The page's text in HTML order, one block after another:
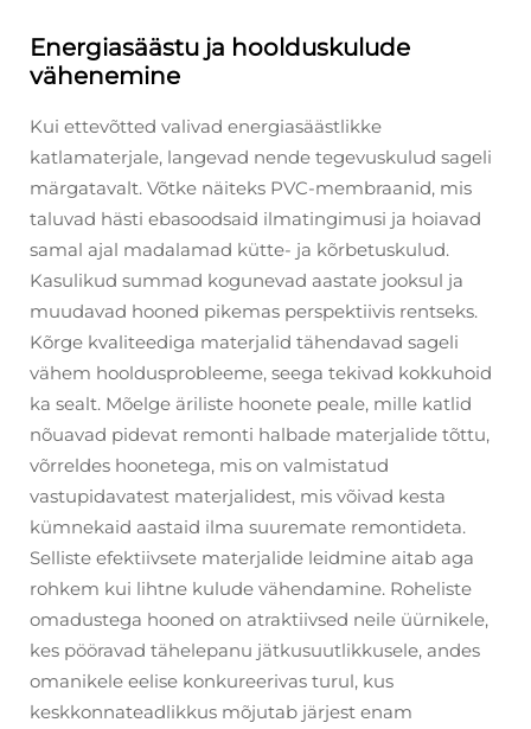
Energiasäästu ja hoolduskulude
vähenemine
Kui ettevõtted valivad energiasäästlikke
katlamaterjale, langevad nende tegevuskulud sageli
märgatavalt. Võtke näiteks PVC-membraanid, mis
taluvad hästi ebasoodsaid ilmatingimusi ja hoiavad
samal ajal madalamad kütte- ja kõrbetuskulud.
Kasulikud summad kogunevad aastate jooksul ja
muudavad hooned pikemas perspektiivis rentseks.
Kõrge kvaliteediga materjalid tähendavad sageli
vähem hooldusprobleeme, seega tekivad kokkuhoid
ka sealt. Mõelge äriliste hoonete peale, mille katlid
nõuavad pidevat remonti halbade materjalide tõttu,
võrreldes hoonetega, mis on valmistatud
vastupidavatest materjalidest, mis võivad kesta
kümnekaid aastaid ilma suuremate remontideta.
Selliste efektiivsete materjalide leidmine aitab aga
rohkem kui lihtne kulude vähendamine. Roheliste
omadustega hooned on atraktiivsed neile üürnikele,
kes pööravad tähelepanu jätkusuutlikkusele, andes
omanikele eelise konkureerivas turul, kus
keskkonnateadlikkus mõjutab järjest enam